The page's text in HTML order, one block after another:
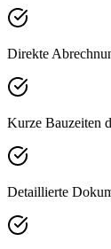
Direkte
Kurze Bauzeiten
Detaillierte